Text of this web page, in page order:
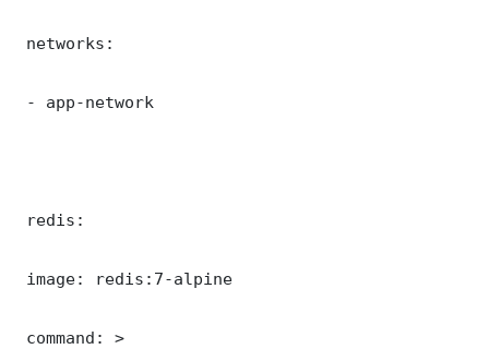
networks:
- app-network
redis:
image: redis:7-alpine
command: >